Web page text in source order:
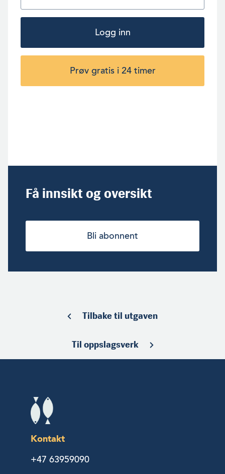
Logg inn
Prøv gratis i 24 timer
Få innsikt og oversikt
Bli abonnent
Tilbake til utgaven
Til oppslagsverk
Kontakt
+47 63959090